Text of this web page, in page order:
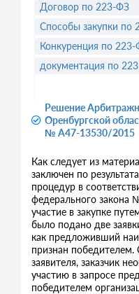
Решение
Оренбургской
№ А47-13530/2015
Как следует из
заключен по
процедур в
федерального закона
участие в закупке
было подано две
как предложивший
признан
заявителя, заказчик
участию в запросе
победителем
Договор по 223-ФЗ
Способы закупки по
Конкуренция по
документация по